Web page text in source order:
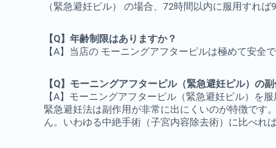
（緊急避妊ピル） の場合、72時間以内に服用すれば
【Q】年齢制限はありますか？
【A】当店の モーニングアフターピルは極めて安全
【Q】モーニングアフターピル（緊急避妊ピル）の
【A】モーニングアフターピル（緊急避妊ピル）を
緊急避妊法は副作用が非常に出にくいのが特徴です
ん。いわゆる中絶手術（子宮内容除去術）に比べれ